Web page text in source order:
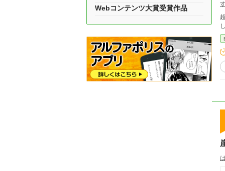
Webコンテンツ大賞受賞作品